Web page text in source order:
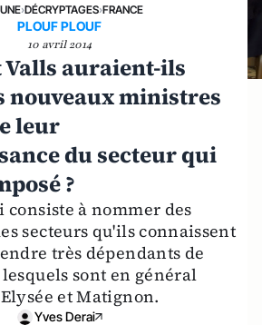
›DÉCRYPTAGES›FRANCE
PLOUF PLOUF
10 avril 2014
Valls auraient-ils
nouveaux ministres
leur
du secteur qui
?
consiste à nommer des
secteurs qu'ils connaissent
très dépendants de
sont en général
et Matignon.
Yves Derai